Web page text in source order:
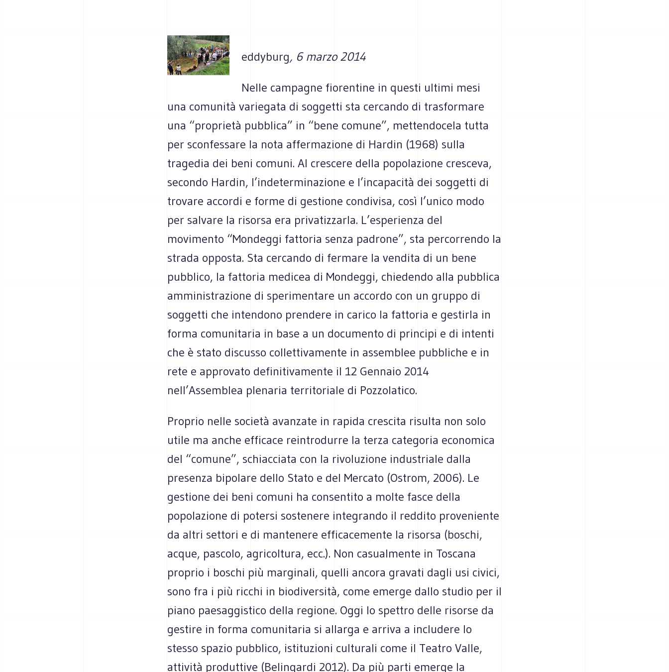
eddyburg, 6 marzo 2014
Nelle campagne fiorentine in questi ultimi mesi
una comunità variegata di soggetti sta cercando di trasformare
una “proprietà pubblica” in “bene comune”, mettendocela tutta
per sconfessare la nota affermazione di Hardin (1968) sulla
tragedia dei beni comuni. Al crescere della popolazione cresceva,
secondo Hardin, l’indeterminazione e l’incapacità dei soggetti di
trovare accordi e forme di gestione condivisa, così l’unico modo
per salvare la risorsa era privatizzarla. L’esperienza del
movimento “Mondeggi fattoria senza padrone”, sta percorrendo la
strada opposta. Sta cercando di fermare la vendita di un bene
pubblico, la fattoria medicea di Mondeggi, chiedendo alla pubblica
amministrazione di sperimentare un accordo con un gruppo di
soggetti che intendono prendere in carico la fattoria e gestirla in
forma comunitaria in base a un documento di principi e di intenti
che è stato discusso collettivamente in assemblee pubbliche e in
rete e approvato definitivamente il 12 Gennaio 2014
nell’Assemblea plenaria territoriale di Pozzolatico.
Proprio nelle società avanzate in rapida crescita risulta non solo
utile ma anche efficace reintrodurre la terza categoria economica
del “comune”, schiacciata con la rivoluzione industriale dalla
presenza bipolare dello Stato e del Mercato (Ostrom, 2006). Le
gestione dei beni comuni ha consentito a molte fasce della
popolazione di potersi sostenere integrando il reddito proveniente
da altri settori e di mantenere efficacemente la risorsa (boschi,
acque, pascolo, agricoltura, ecc.). Non casualmente in Toscana
proprio i boschi più marginali, quelli ancora gravati dagli usi civici,
sono fra i più ricchi in biodiversità, come emerge dallo studio per il
piano paesaggistico della regione. Oggi lo spettro delle risorse da
gestire in forma comunitaria si allarga e arriva a includere lo
stesso spazio pubblico, istituzioni culturali come il Teatro Valle,
attività produttive (Belingardi 2012). Da più parti emerge la